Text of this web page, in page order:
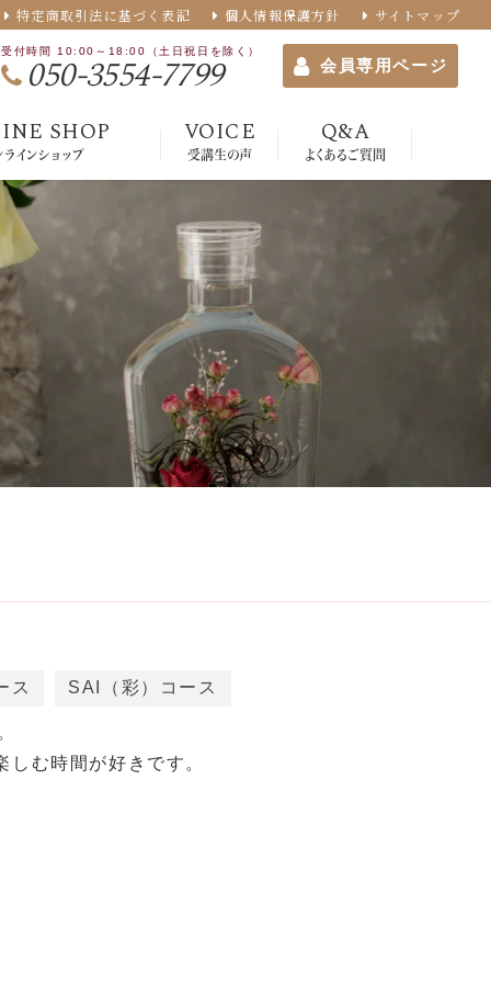
特定商取引法に基づく表記 個人情報保護方針 サイトマップ
受付時間 10:00～18:00（土日祝日を除く）
050-3554-7799 会員専用ページ
SHOP
ラインショップ
VOICE
受講生の声
Q&A
よくあるご質問
ス SAI（彩）コース
む時間が好きです。